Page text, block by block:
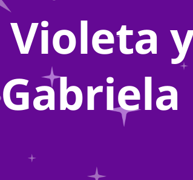
Violeta